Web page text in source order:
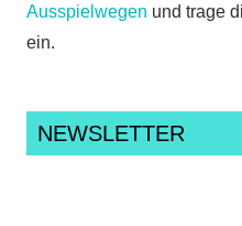
Ausspielwegen und trage
ein.
NEWSLETTER